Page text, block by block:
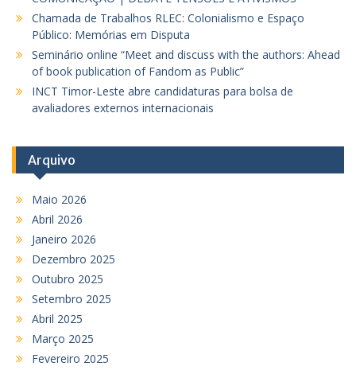
Chamada de Trabalhos RLEC: Colonialismo e Espaço
Público: Memórias em Disputa
Seminário online “Meet and discuss with the authors: Ahead
of book publication of Fandom as Public”
INCT Timor-Leste abre candidaturas para bolsa de
avaliadores externos internacionais
Arquivo
Maio 2026
Abril 2026
Janeiro 2026
Dezembro 2025
Outubro 2025
Setembro 2025
Abril 2025
Março 2025
Fevereiro 2025